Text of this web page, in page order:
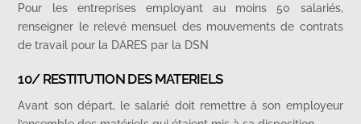
Pour les entreprises employant au moins 50 salariés,
renseigner le relevé mensuel des mouvements de contrats
de travail pour la DARES par la DSN
10/ RESTITUTION DES MATERIELS
Avant son départ, le salarié doit remettre à son employeur